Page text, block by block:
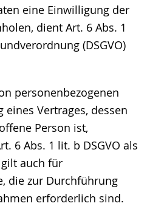
eine Einwilligung der
dient Art. 6 Abs. 1
(DSGVO)
personenbezogenen
eines Vertrages, dessen
Person ist,
6 Abs. 1 lit. b DSGVO als
auch für
die zur Durchführung
erforderlich sind.